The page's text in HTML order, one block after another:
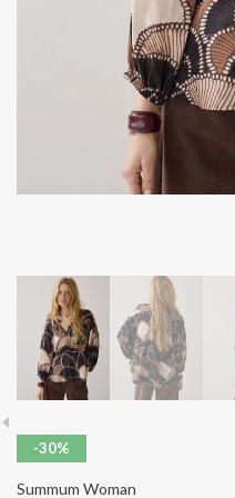
-30%
Summum Woman